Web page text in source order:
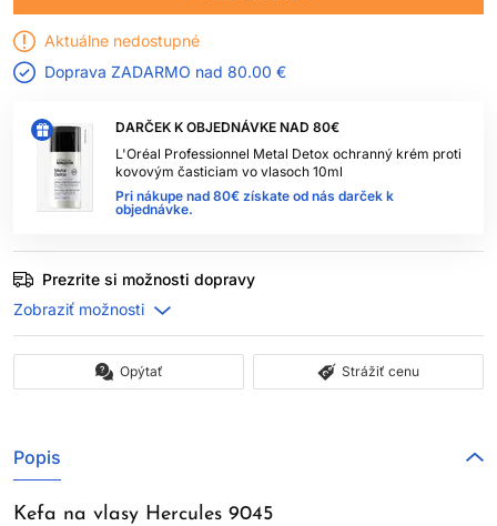
DARČEK K OBJEDNÁVKE NAD 80€
L'Oréal Professionnel Metal Detox ochranný krém proti
kovovým časticiam vo vlasoch 10ml
Pri nákupe nad 80€ získate od nás darček k
objednávke.
Aktuálne nedostupné
Doprava ZADARMO nad 80.00 €
Prezrite si možnosti dopravy
Opýtať Strážiť cenu
Popis
Kefa na vlasy Hercules 9045